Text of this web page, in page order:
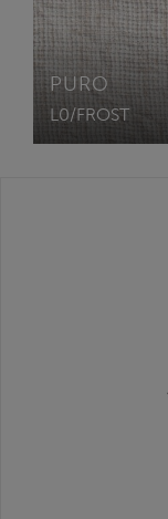
PURO
L0/FROST